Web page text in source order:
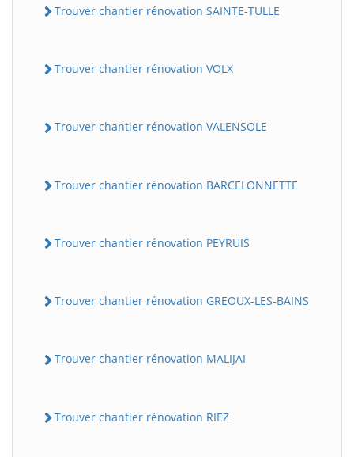
Trouver chantier rénovation SAINTE-TULLE
Trouver chantier rénovation VOLX
Trouver chantier rénovation VALENSOLE
Trouver chantier rénovation BARCELONNETTE
Trouver chantier rénovation PEYRUIS
Trouver chantier rénovation GREOUX-LES-BAINS
Trouver chantier rénovation MALIJAI
Trouver chantier rénovation RIEZ